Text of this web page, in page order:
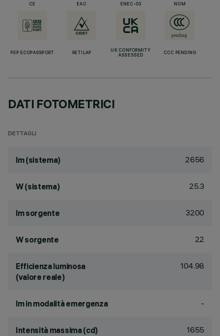
CE EAC ENEC-03 NOM
PEP ECOPASSPORT RETILAP
UK CONFORMITY
ASSESSED
CCC PENDING
DATI FOTOMETRICI
DETTAGLI
lm (sistema) 2656
W (sistema) 25.3
lm sorgente 3200
W sorgente 22
Efficienza luminosa
(valore reale)
104.98
lm in modalità emergenza -
Intensità massima (cd) 1655